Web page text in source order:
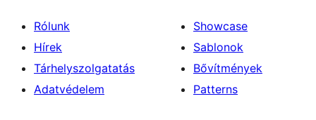
Rólunk
Hírek
Tárhelyszolgatatás
Adatvédelem
Showcase
Sablonok
Bővítmények
Patterns